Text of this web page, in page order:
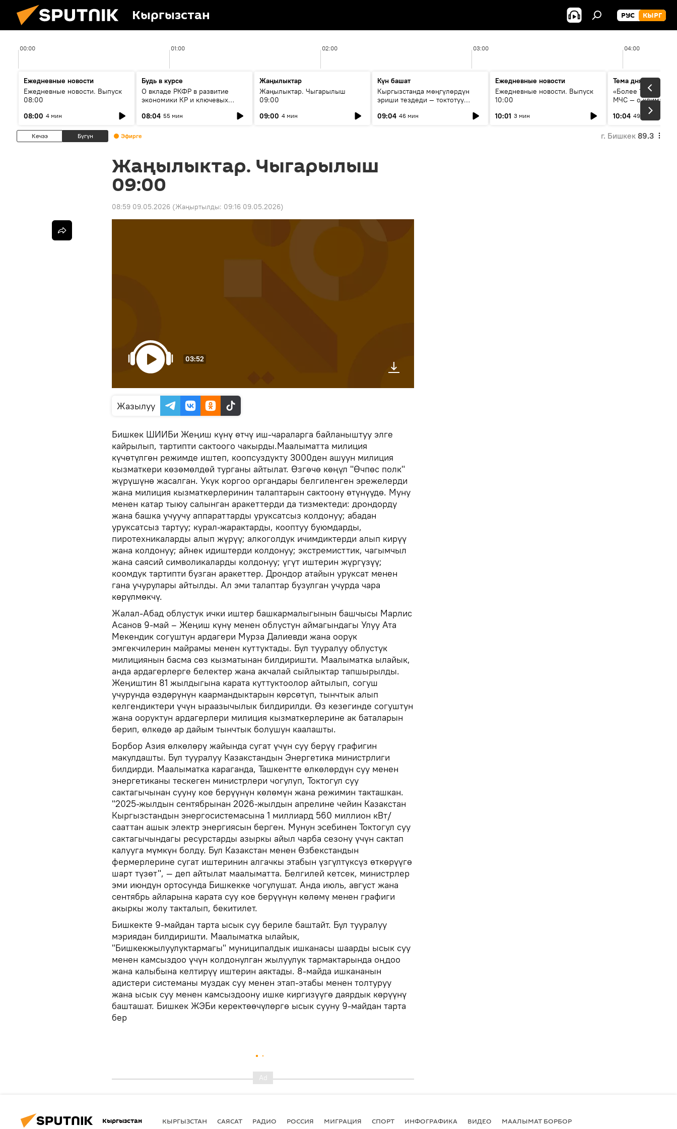
Кыргызстан РУС КЫРГ
00:00 01:00 02:00 03:00 04:00
Ежедневные новости
Ежедневные новости. Выпуск
08:00
08:00 4 мин
Будь в курсе
О вкладе РКФР в развитие
экономики КР и ключевых
08:04 55 мин
Жаңылыктар
Жаңылыктар. Чыгарылыш
09:00
09:00 4 мин
Күн башат
Кыргызстанда мөңгүлөрдүн
эриши тездеди — токтотуу
09:04 46 мин
Ежедневные новости
Ежедневные новости. Выпуск
10:00
10:01 3 мин
Тема дня
«Более 1200 сёл в
МЧС — о климате,
системе
населения
10:04 49 мин
Кечээ Бүгүн Эфирге г. Бишкек 89.3
Жаңылыктар. Чыгарылыш
09:00
08:59 09.05.2026 (Жаңыртылды: 09:16 09.05.2026)
03:52
Жазылуу
Бишкек ШИИБи Жеңиш күнү өтчү иш-чараларга байланыштуу элге
кайрылып, тартипти сактоого чакырды.Маалыматта милиция
күчөтүлгөн режимде иштеп, коопсуздукту 3000ден ашуун милиция
кызматкери көзөмөлдөй турганы айтылат. Өзгөчө көңүл "Өчпөс полк"
жүрүшүнө жасалган. Укук коргоо органдары белгиленген эрежелерди
жана милиция кызматкерлеринин талаптарын сактоону өтүнүүдө. Муну
менен катар тыюу салынган аракеттерди да тизмектеди: дрондорду
жана башка учуучу аппараттарды уруксатсыз колдонуу; абадан
уруксатсыз тартуу; курал-жарактарды, кооптуу буюмдарды,
пиротехникаларды алып жүрүү; алкоголдук ичимдиктерди алып кирүү
жана колдонуу; айнек идиштерди колдонуу; экстремисттик, чагымчыл
жана саясий символикаларды колдонуу; үгүт иштерин жүргүзүү;
коомдук тартипти бузган аракеттер. Дрондор атайын уруксат менен
гана учурулары айтылды. Ал эми талаптар бузулган учурда чара
көрүлмөкчү.
Жалал-Абад облустук ички иштер башкармалыгынын башчысы Марлис
Асанов 9-май – Жеңиш күнү менен облустун аймагындагы Улуу Ата
Мекендик согуштун ардагери Мурза Далиевди жана оорук
эмгекчилерин майрамы менен куттуктады. Бул тууралуу облустук
милициянын басма сөз кызматынан билдиришти. Маалыматка ылайык,
анда ардагерлерге белектер жана акчалай сыйлыктар тапшырылды.
Жеңиштин 81 жылдыгына карата куттуктоолор айтылып, согуш
учурунда өздөрүнүн каармандыктарын көрсөтүп, тынчтык алып
келгендиктери үчүн ыраазычылык билдирилди. Өз кезегинде согуштун
жана ооруктун ардагерлери милиция кызматкерлерине ак баталарын
берип, өлкөдө ар дайым тынчтык болушун каалашты.
Борбор Азия өлкөлөрү жайында сугат үчүн суу берүү графигин
макулдашты. Бул тууралуу Казакстандын Энергетика министрлиги
билдирди. Маалыматка караганда, Ташкентте өлкөлөрдүн суу менен
энергетиканы тескеген министрлери чогулуп, Токтогул суу
сактагычынан сууну кое берүүнүн көлөмүн жана режимин такташкан.
"2025-жылдын сентябрынан 2026-жылдын апрелине чейин Казакстан
Кыргызстандын энергосистемасына 1 миллиард 560 миллион кВт/
сааттан ашык электр энергиясын берген. Мунун эсебинен Токтогул суу
сактагычындагы ресурстарды азыркы айыл чарба сезону үчүн сактап
калууга мүмкүн болду. Бул Казакстан менен Өзбекстандын
фермерлерине сугат иштеринин алгачкы этабын үзгүлтүксүз өткөрүүгө
шарт түзөт", — деп айтылат маалыматта. Белгилей кетсек, министрлер
эми июндун ортосунда Бишкекке чогулушат. Анда июль, август жана
сентябрь айларына карата суу кое берүүнүн көлөмү менен графиги
акыркы жолу такталып, бекитилет.
Бишкекте 9-майдан тарта ысык суу бериле баштайт. Бул тууралуу
мэриядан билдиришти. Маалыматка ылайык,
"Бишкекжылуулуктармагы" муниципалдык ишканасы шаарды ысык суу
менен камсыздоо үчүн колдонулган жылуулук тармактарында оңдоо
жана калыбына келтирүү иштерин аяктады. 8-майда ишкананын
адистери системаны муздак суу менен этап-этабы менен толтуруу
жана ысык суу менен камсыздоону ишке киргизүүгө даярдык көрүүнү
башташат. Бишкек ЖЭБи керектөөчүлөргө ысык сууну 9-майдан тарта
бер
Кыргызстан КЫРГЫЗСТАН САЯСАТ РАДИО РОССИЯ МИГРАЦИЯ СПОРТ ИНФОГРАФИКА ВИДЕО МААЛЫМАТ БОРБОР